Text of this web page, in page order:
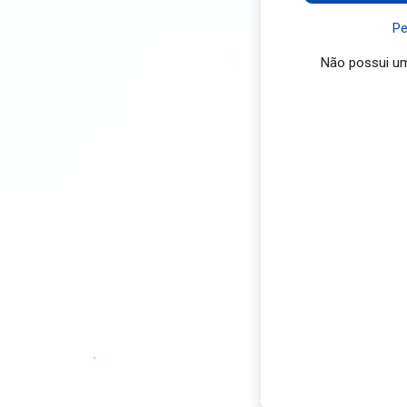
Não possui